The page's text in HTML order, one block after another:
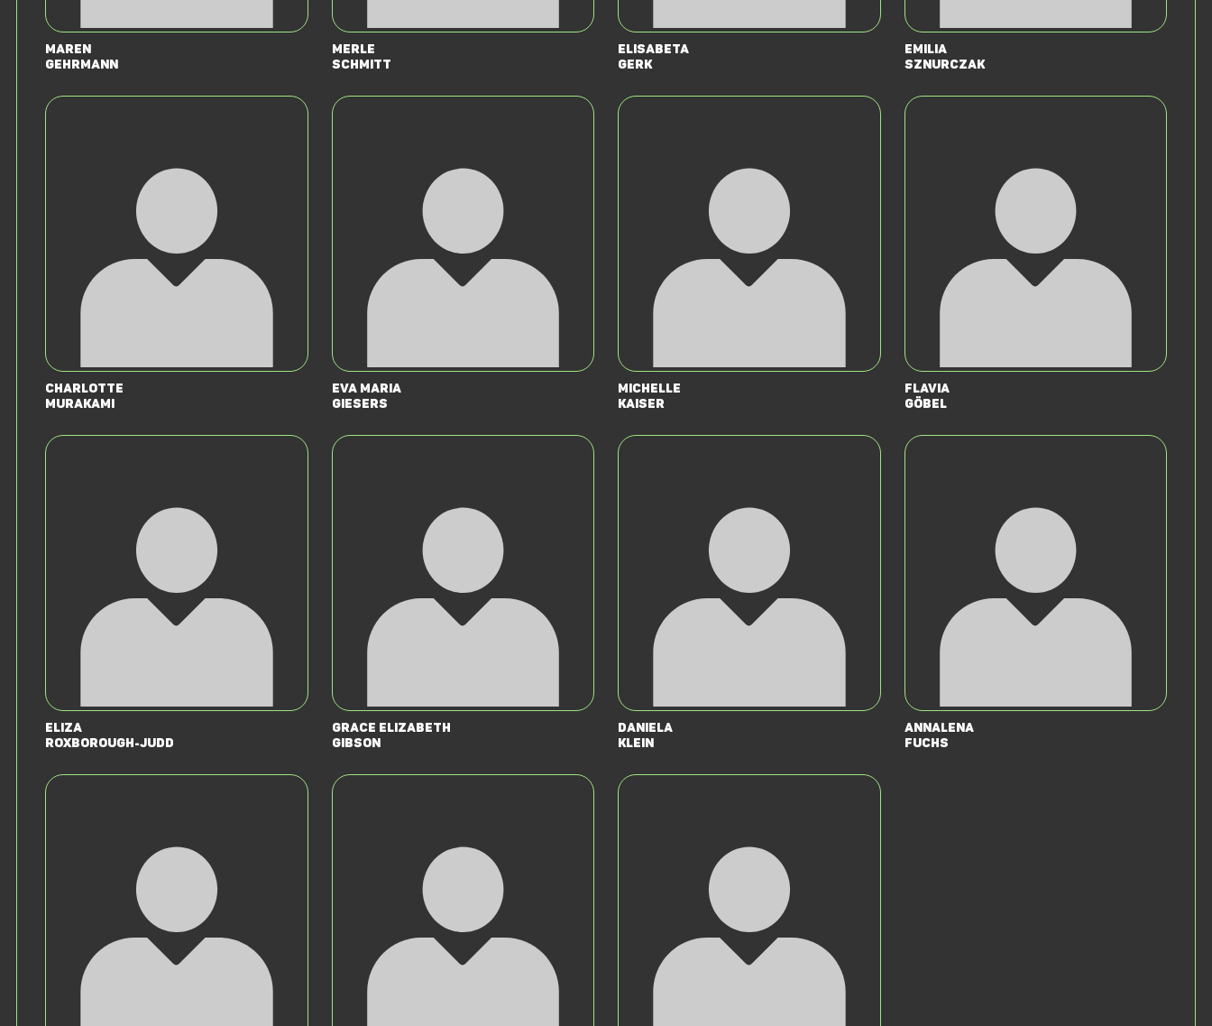
Maren
Gehrmann
Merle
Schmitt
Elisabeta
Gerk
Emilia
Sznurczak
Charlotte
Murakami
Eva Maria
Giesers
Michelle
Kaiser
Flavia
Göbel
Eliza
Roxborough-Judd
Grace Elizabeth
Gibson
Daniela
Klein
Annalena
Fuchs